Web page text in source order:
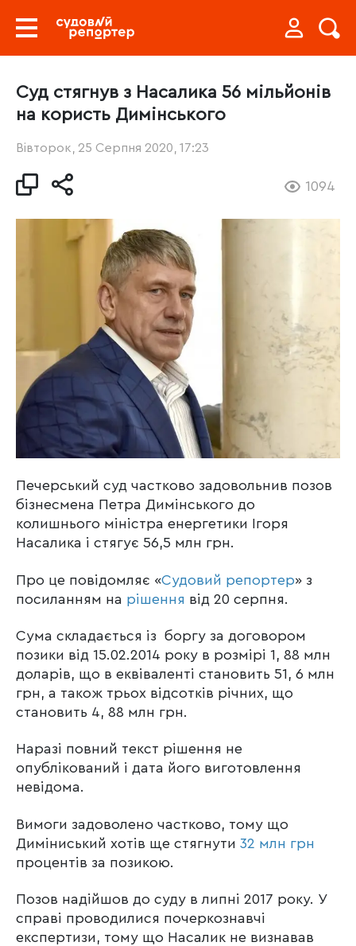
Суд стягнув з Насалика 56 мільйонів
на користь Димінського
Вівторок, 25 Серпня 2020, 17:23
1094
Печерський суд частково задовольнив позов
бізнесмена Петра Димінського до
колишнього міністра енергетики Ігоря
Насалика і стягує 56,5 млн грн.
Про це повідомляє «Судовий репортер» з
посиланням на рішення від 20 серпня.
Сума складається із боргу за договором
позики від 15.02.2014 року в розмірі 1, 88 млн
доларів, що в еквіваленті становить 51, 6 млн
грн, а також трьох відсотків річних, що
становить 4, 88 млн грн.
Наразі повний текст рішення не
опублікований і дата його виготовлення
невідома.
Вимоги задоволено частково, тому що
Диміниський хотів ще стягнути 32 млн грн
процентів за позикою.
Позов надійшов до суду в липні 2017 року. У
справі проводилися почеркознавчі
експертизи, тому що Насалик не визнавав